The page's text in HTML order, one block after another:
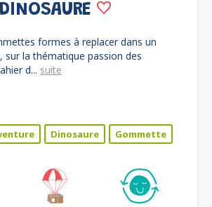
DINOSAURE
formes à replacer dans un
sur la thématique passion des
d... suite
Dinosaure Gommette